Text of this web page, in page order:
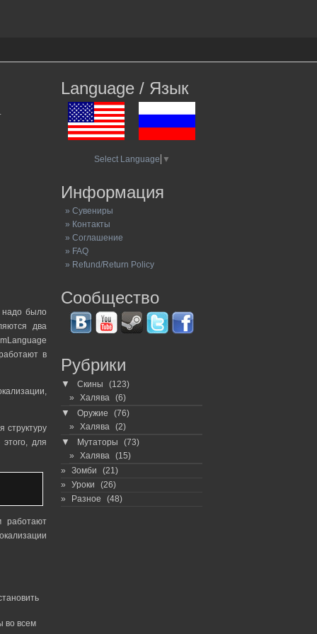
надо было
два
в
структуру
для
работают
во всем
Language / Язык
Select Language ▼
Информация
» Сувениры
» Контакты
» Соглашение
» FAQ
» Refund/Return Policy
Сообщество
Рубрики
▼ Скины
(123)
Халява (6)
▼ Оружие
(76)
Халява (2)
▼ Мутаторы
(73)
Халява (15)
Зомби
(21)
Уроки
(26)
Разное
(48)